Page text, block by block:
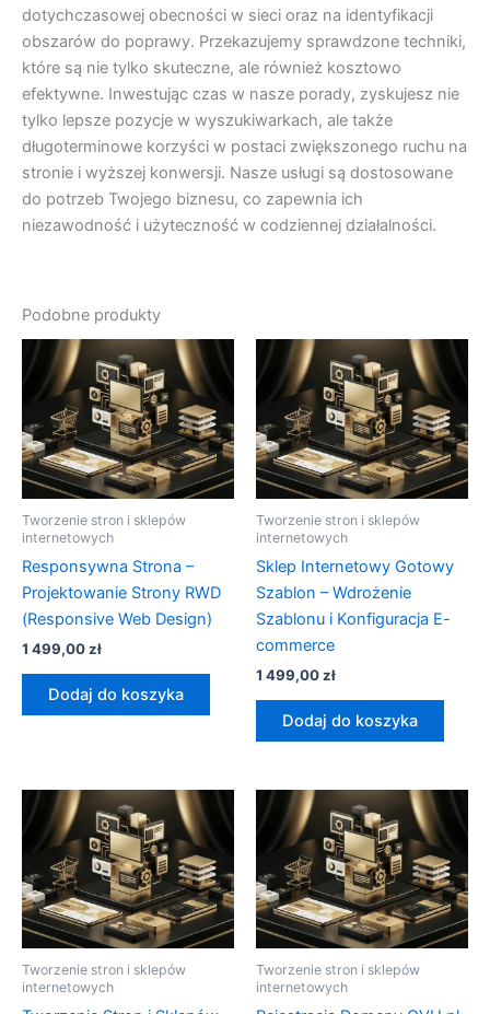
dotychczasowej obecności w sieci oraz na identyfikacji
obszarów do poprawy. Przekazujemy sprawdzone techniki,
które są nie tylko skuteczne, ale również kosztowo
efektywne. Inwestując czas w nasze porady, zyskujesz nie
tylko lepsze pozycje w wyszukiwarkach, ale także
długoterminowe korzyści w postaci zwiększonego ruchu na
stronie i wyższej konwersji. Nasze usługi są dostosowane
do potrzeb Twojego biznesu, co zapewnia ich
niezawodność i użyteczność w codziennej działalności.
Podobne produkty
Tworzenie stron i sklepów
internetowych
Responsywna Strona –
Projektowanie Strony RWD
(Responsive Web Design)
1 499,00zł
Dodaj do koszyka
Tworzenie stron i sklepów
internetowych
Sklep Internetowy Gotowy
Szablon – Wdrożenie
Szablonu i Konfiguracja E-
commerce
1 499,00zł
Dodaj do koszyka
Tworzenie stron i sklepów
internetowych
Tworzenie stron i sklepów
internetowych